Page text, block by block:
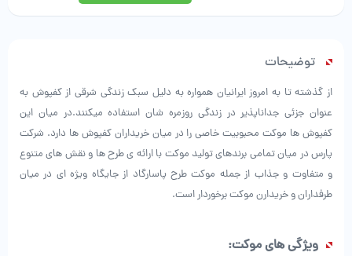
توضیحات
از گذشته تا به امروز ایرانیان همواره به دلیل سبک زندگی شرقی از کفپوش به
عنوان جزئی جداناپذیر در زندگی روزمره شان استفاده میکنند.در میان این
کفپوش ها موکت محبوبیت خاصی را در میان خریداران کفپوش ها دارد. شرکت
پارس در میان تمامی برندهای تولید موکت با ارائه ی طرح ها و نقش های متنوع
و متفاوت و جذاب از جمله موکت طرح پاسارگاد از جایگاه ویژه ای در میان
طرفداران و خریدارن موکت برخوردار است.
ویژگی های موکت: